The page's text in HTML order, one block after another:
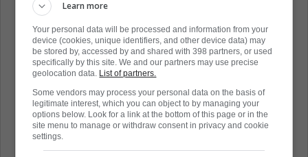
Martin St-Louis a déclaré : « Mike a
été formidable. »
« Sans lui, qui sait où nous en
sommes ? » a demandé Caufield.
Et Suzuki, qui a qualifié Matheson de
Learn more
Your personal data will be processed and information from your
device (cookies, unique identifiers, and other device data) may
be stored by, accessed by and shared with 398 partners, or used
specifically by this site. We and our partners may use precise
geolocation data. List of partners.
Some vendors may process your personal data on the basis of
legitimate interest, which you can object to by managing your
options below. Look for a link at the bottom of this page or in the
site menu to manage or withdraw consent in privacy and cookie
settings.